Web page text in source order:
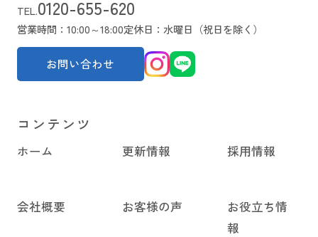
TEL.0120-655-620
営業時間：10:00～18:00定休日：水曜日（祝日を除く）
お問い合わせ
コンテンツ
ホーム 更新情報 採用情報
会社概要 お客様の声
お役立ち情
報